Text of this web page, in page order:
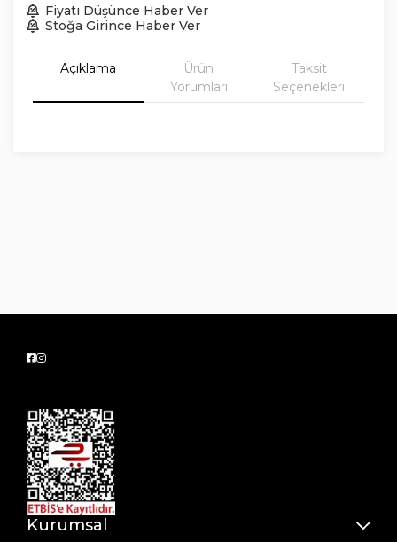
Fiyatı Düşünce Haber Ver
Stoğa Girince Haber Ver
Açıklama
Ürün
Yorumları
Taksit
Seçenekleri
Kurumsal